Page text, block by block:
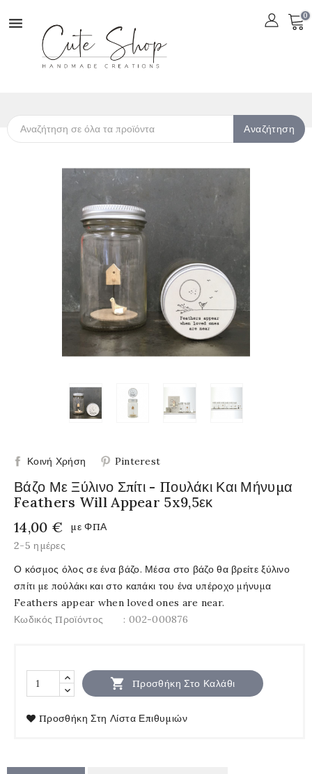
 0
Αναζήτηση
Κοινή Χρήση Pinterest
Βάζο Με Ξύλινο Σπίτι - Πουλάκι Και Μήνυμα
Feathers Will Appear 5x9,5εκ
14,00 €
με ΦΠΑ
2-5 ημέρες
Ο κόσμος όλος σε ένα βάζο. Μέσα στο βάζο θα βρείτε ξύλινο
σπίτι με πούλάκι και στο καπάκι του ένα υπέροχο μήνυμα
Feathers appear when loved ones are near.
Κωδικός Προϊόντος
: 002-000876
 Προσθήκη Στο Καλάθι
Προσθήκη Στη Λίστα Επιθυμιών